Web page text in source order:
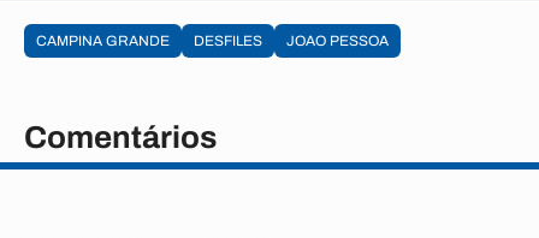
CAMPINA GRANDE DESFILES JOAO PESSOA
Comentários